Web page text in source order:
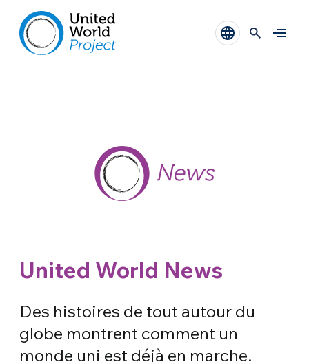
United World News
Des histoires de tout autour du
globe montrent comment un
monde uni est déjà en marche.